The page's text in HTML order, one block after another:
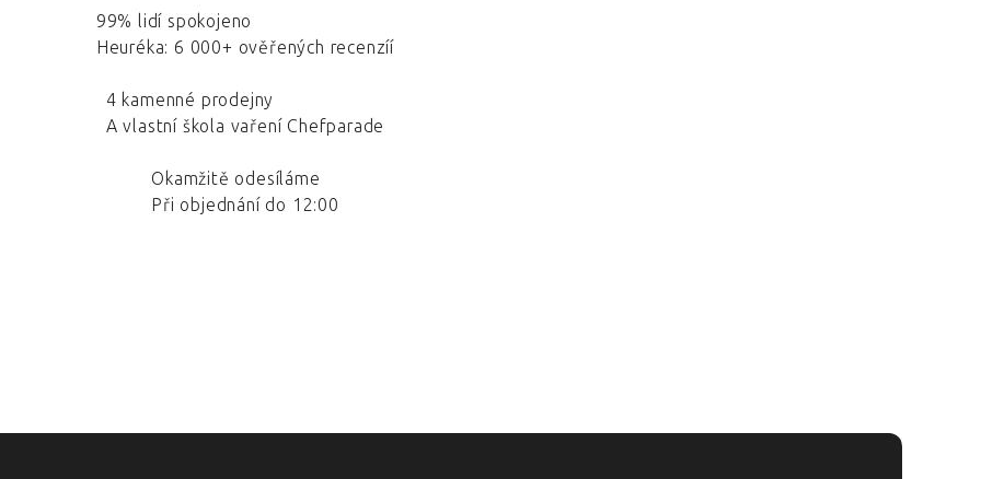
99% lidí spokojeno
Heuréka: 6 000+ ověřených recenzíí
4 kamenné prodejny
A vlastní škola vaření Chefparade
Okamžitě odesíláme
Při objednání do 12:00